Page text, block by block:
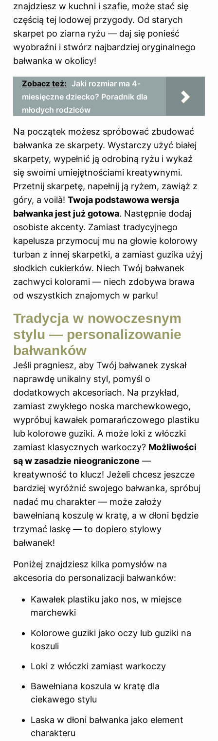
znajdziesz w kuchni i szafie, może stać się
częścią tej lodowej przygody. Od starych
skarpet po ziarna ryżu — daj się ponieść
wyobraźni i stwórz najbardziej oryginalnego
bałwanka w okolicy!
Zobacz też: Jaki rozmiar ma 4-
miesięczne dziecko? Poradnik dla
młodych rodziców
Na początek możesz spróbować zbudować
bałwanka ze skarpety. Wystarczy użyć białej
skarpety, wypełnić ją odrobiną ryżu i wykaź
się swoimi umiejętnościami kreatywnymi.
Przetnij skarpetę, napełnij ją ryżem, zawiąż z
góry, a voilà! Twoja podstawowa wersja
bałwanka jest już gotowa. Następnie dodaj
osobiste akcenty. Zamiast tradycyjnego
kapelusza przymocuj mu na głowie kolorowy
turban z innej skarpetki, a zamiast guzika użyj
słodkich cukierków. Niech Twój bałwanek
zachwyci kolorami — niech zdobywa brawa
od wszystkich znajomych w parku!
Tradycja w nowoczesnym
stylu — personalizowanie
bałwanków
Jeśli pragniesz, aby Twój bałwanek zyskał
naprawdę unikalny styl, pomyśl o
dodatkowych akcesoriach. Na przykład,
zamiast zwykłego noska marchewkowego,
wypróbuj kawałek pomarańczowego plastiku
lub kolorowe guziki. A może loki z włóczki
zamiast klasycznych warkoczy? Możliwości
są w zasadzie nieograniczone —
kreatywność to klucz! Jeżeli chcesz jeszcze
bardziej wyróżnić swojego bałwanka, spróbuj
nadać mu charakter — może założy
bawełnianą koszulę w kratę, a w dłoni będzie
trzymać laskę — to dopiero stylowy
bałwanek!
Poniżej znajdziesz kilka pomysłów na
akcesoria do personalizacji bałwanków:
Kawałek plastiku jako nos, w miejsce
marchewki
Kolorowe guziki jako oczy lub guziki na
koszuli
Loki z włóczki zamiast warkoczy
Bawełniana koszula w kratę dla
ciekawego stylu
Laska w dłoni bałwanka jako element
charakteru